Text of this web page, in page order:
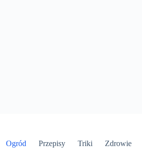
Ogród Przepisy Triki Zdrowie